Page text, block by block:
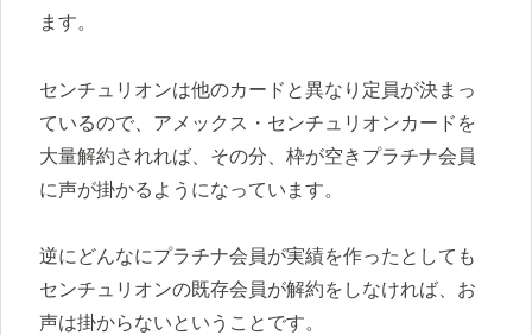
ます。
センチュリオンは他のカードと異なり定員が決まっ
ているので、アメックス・センチュリオンカードを
大量解約されれば、その分、枠が空きプラチナ会員
に声が掛かるようになっています。
逆にどんなにプラチナ会員が実績を作ったとしても
センチュリオンの既存会員が解約をしなければ、お
声は掛からないということです。